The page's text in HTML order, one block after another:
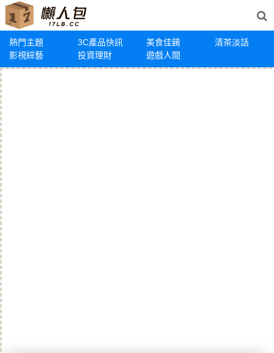
熱門主題 3C產品快訊 美食佳餚
清茶淡話
影視綜藝
投資理財 遊戲人間